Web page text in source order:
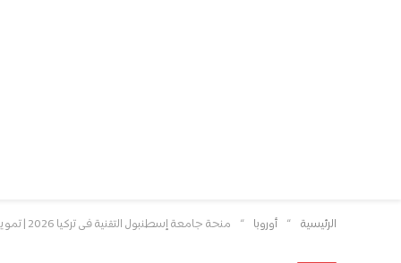
الرئيسية » أوروبا » منحة جامعة إسطنبول التقنية في تركيا 2026 | تمويل كامل أو جزئي